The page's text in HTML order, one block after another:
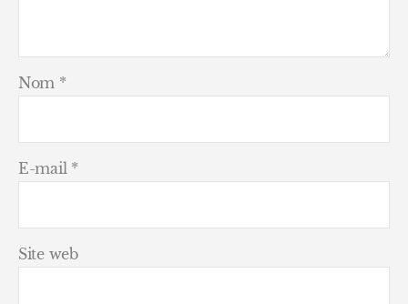
Nom *
E-mail *
Site web